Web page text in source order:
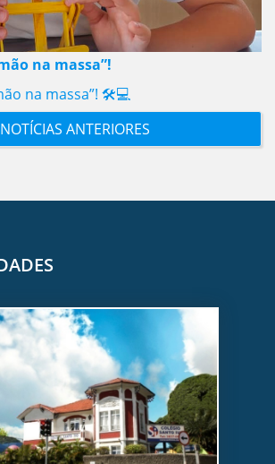
na massa”!
na massa”! 🛠️💻
NOTÍCIAS ANTERIORES